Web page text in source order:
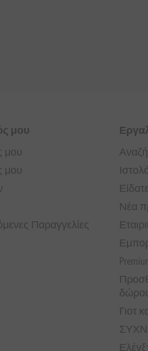
μου
μου
μου
Παραγγελίες
Νέα
Γιοτ